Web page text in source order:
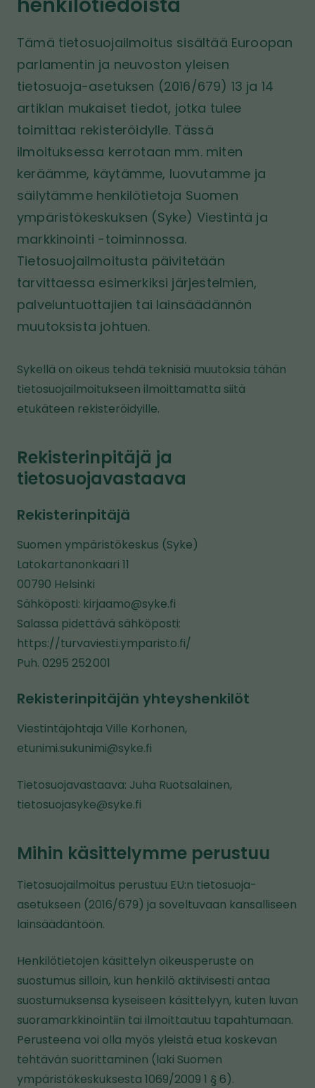
u
s
t
o
l
e
u
Tämä tietosuojailmoitus sisältää Euroopan
parlamentin ja neuvoston yleisen
tietosuoja-asetuksen (2016/679) 13 ja 14
artiklan mukaiset tiedot, jotka tulee
toimittaa rekisteröidylle. Tässä
ilmoituksessa kerrotaan mm. miten
keräämme, käytämme, luovutamme ja
säilytämme henkilötietoja Suomen
ympäristökeskuksen (Syke) Viestintä ja
markkinointi -toiminnossa.
Tietosuojailmoitusta päivitetään
tarvittaessa esimerkiksi järjestelmien,
palveluntuottajien tai lainsäädännön
muutoksista johtuen.
Sykellä on oikeus tehdä teknisiä muutoksia tähän
tietosuojailmoitukseen ilmoittamatta siitä
etukäteen rekisteröidyille.
Rekisterinpitäjä ja
tietosuojavastaava
Rekisterinpitäjä
Suomen ympäristökeskus (Syke)
Latokartanonkaari 11
00790 Helsinki
Sähköposti: kirjaamo@syke.fi
Salassa pidettävä sähköposti:
https://turvaviesti.ymparisto.fi/
Puh. 0295 252 001
Rekisterinpitäjän yhteyshenkilöt
Viestintäjohtaja Ville Korhonen,
etunimi.sukunimi@syke.fi
Tietosuojavastaava: Juha Ruotsalainen,
tietosuojasyke@syke.fi
Mihin käsittelymme perustuu
Tietosuojailmoitus perustuu EU:n tietosuoja-
asetukseen (2016/679) ja soveltuvaan kansalliseen
lainsäädäntöön.
Henkilötietojen käsittelyn oikeusperuste on
suostumus silloin, kun henkilö aktiivisesti antaa
suostumuksensa kyseiseen käsittelyyn, kuten luvan
suoramarkkinointiin tai ilmoittautuu tapahtumaan.
Perusteena voi olla myös yleistä etua koskevan
tehtävän suorittaminen (laki Suomen
ympäristökeskuksesta 1069/2009 1 § 6).